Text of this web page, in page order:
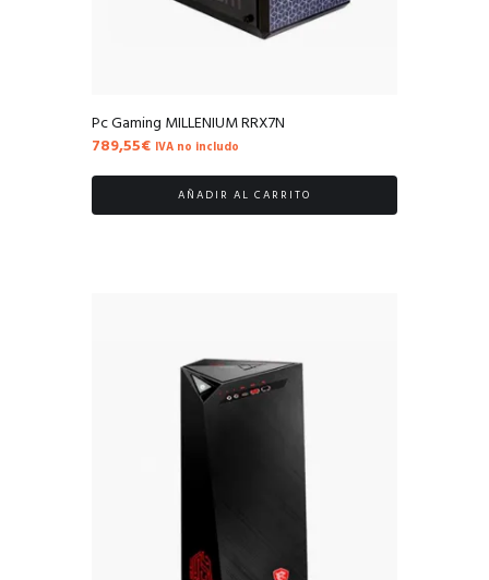
Pc Gaming MILLENIUM RRX7N
789,55€ IVA no includo
AÑADIR AL CARRITO